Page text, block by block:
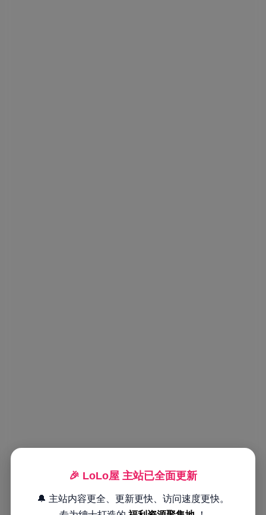
🎉 LoLo屋 主站已全面更新
🔔 主站内容更全、更新更快、访问速度更快。